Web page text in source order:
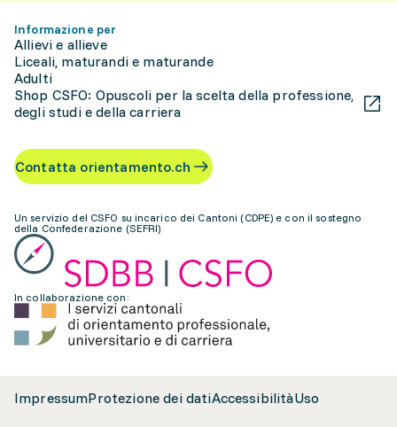
Informazione per
Allievi e allieve
Liceali, maturandi e maturande
Adulti
Shop CSFO: Opuscoli per la scelta della professione,
degli studi e della carriera
Contatta orientamento.ch
Un servizio del CSFO su incarico dei Cantoni (CDPE) e con il sostegno
della Confederazione (SEFRI)
In collaborazione con:
ImpressumProtezione dei datiAccessibilitàUso